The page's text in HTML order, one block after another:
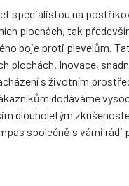
specialistou na
plochách, tak
boje proti plevelům.
plochách. Inovace,
s životním
dodáváme
dlouholetým
společně s vámi rádi